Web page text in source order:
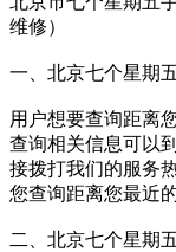
维修）
一、北京七个星期
用户想要查询距离
查询相关信息可以
接拨打我们的服务
您查询距离您最近
二、北京七个星期